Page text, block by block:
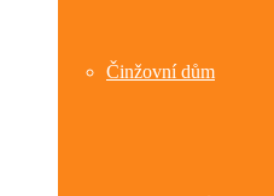
Činžovní dům